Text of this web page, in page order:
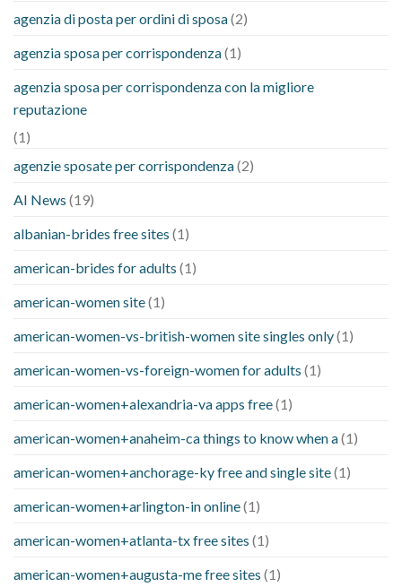
agenzia di posta per ordini di sposa(2)
agenzia sposa per corrispondenza(1)
agenzia sposa per corrispondenza con la migliore
reputazione
(1)
agenzie sposate per corrispondenza(2)
AI News (19)
albanian-brides free sites (1)
american-brides for adults (1)
american-women site(1)
american-women-vs-british-women site singles only(1)
american-women-vs-foreign-women for adults (1)
american-women+alexandria-va apps free(1)
american-women+anaheim-ca things to know when a(1)
american-women+anchorage-ky free and single site(1)
american-women+arlington-in online(1)
american-women+atlanta-tx free sites (1)
american-women+augusta-me free sites (1)